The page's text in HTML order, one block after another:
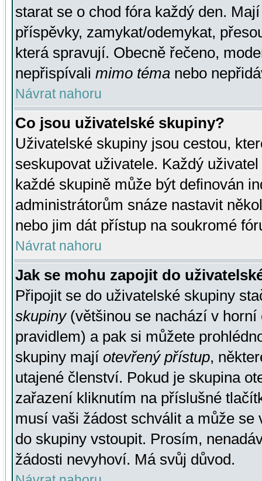
starat se o chod fóra každý den.
příspěvky, zamykat/odemykat,
která spravují. Obecně řečeno,
nepřispívali mimo téma nebo
Návrat nahoru
Co jsou uživatelské skupiny?
Uživatelské skupiny jsou cestou,
seskupovat uživatele. Každý
každé skupině může být definován
administrátorům snáze nastavit
nebo jim dát přístup na soukromé
Návrat nahoru
Jak se mohu zapojit do
Připojit se do uživatelské skupiny
skupiny(většinou se nachází v horní
pravidlem) a pak si můžete
skupiny mají otevřený přístup,
utajené členství. Pokud je skupina
zařazení kliknutím na příslušné
musí vaši žádost schválit a může se
do skupiny vstoupit. Prosím,
žádosti nevyhoví. Má svůj důvod.